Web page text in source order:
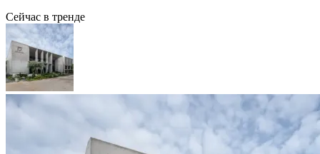
Сейчас в тренде